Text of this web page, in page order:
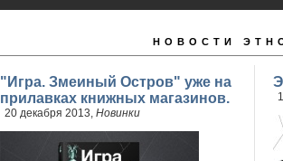
НОВОСТИ
"Игра. Змеиный Остров" уже на
прилавках книжных магазинов.
20 декабря 2013, Новинки